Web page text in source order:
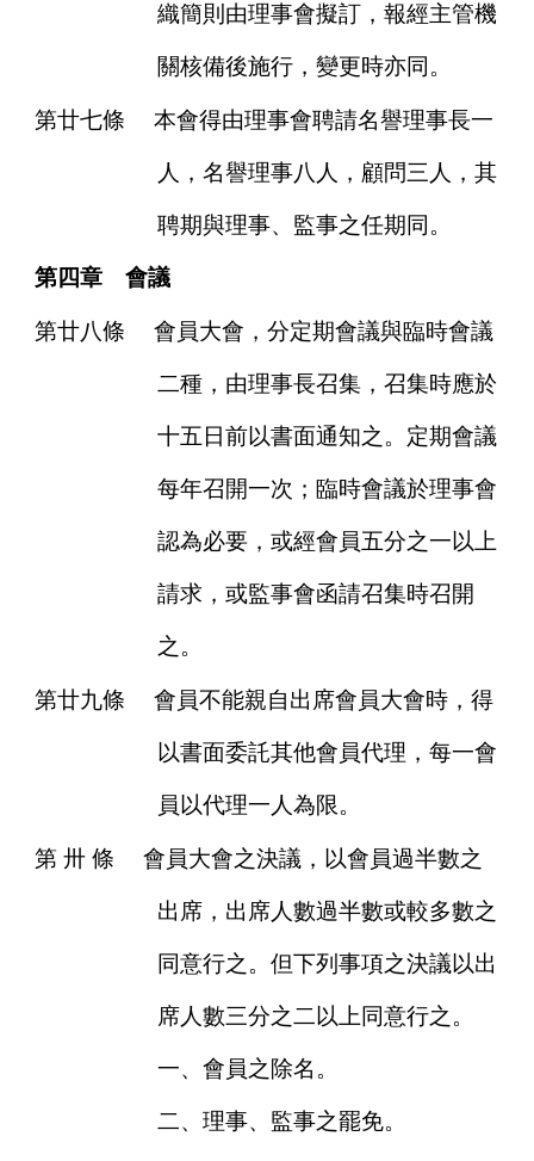
織簡則由理事會擬訂，報經主管機
關核備後施行，變更時亦同。
第廿七條 本會得由理事會聘請名譽理事長一
人，名譽理事八人，顧問三人，其
聘期與理事、監事之任期同。
第四章 會議
第廿八條 會員大會，分定期會議與臨時會議
二種，由理事長召集，召集時應於
十五日前以書面通知之。定期會議
每年召開一次；臨時會議於理事會
認為必要，或經會員五分之一以上
請求，或監事會函請召集時召開
之。
第廿九條 會員不能親自出席會員大會時，得
以書面委託其他會員代理，每一會
員以代理一人為限。
第 卅 條 會員大會之決議，以會員過半數之
出席，出席人數過半數或較多數之
同意行之。但下列事項之決議以出
席人數三分之二以上同意行之。
一、會員之除名。
二、理事、監事之罷免。